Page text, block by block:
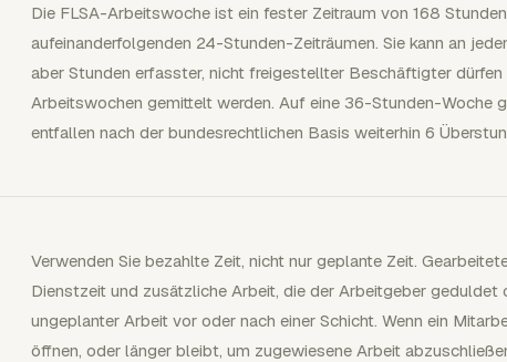
Die FLSA-Arbeitswoche ist ein fester Zeitraum von 168
aufeinanderfolgenden 24-Stunden-Zeiträumen. Sie kann an
aber Stunden erfasster, nicht freigestellter Beschäftigter
Arbeitswochen gemittelt werden. Auf eine 36-Stunden-Woche
entfallen nach der bundesrechtlichen Basis weiterhin 6
Verwenden Sie bezahlte Zeit, nicht nur geplante Zeit.
Dienstzeit und zusätzliche Arbeit, die der Arbeitgeber geduldet
ungeplanter Arbeit vor oder nach einer Schicht. Wenn ein
öffnen, oder länger bleibt, um zugewiesene Arbeit